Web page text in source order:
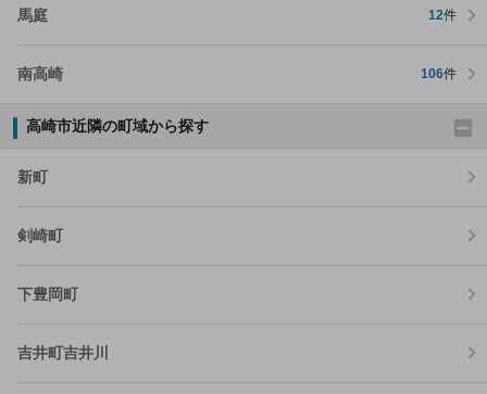
馬庭 12件
南高崎 106件
高崎市近隣の町域から探す
新町
剣崎町
下豊岡町
吉井町吉井川